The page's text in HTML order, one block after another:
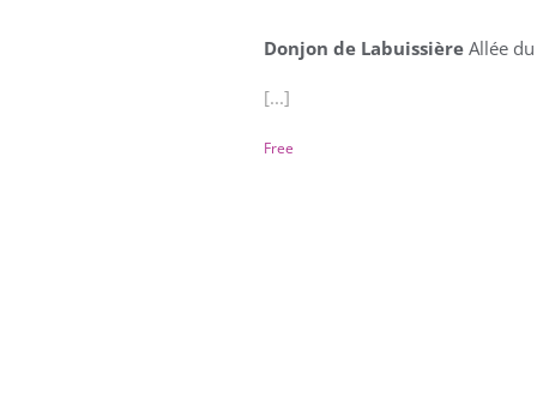
Donjon de Labuissière Allée
[...]
Free